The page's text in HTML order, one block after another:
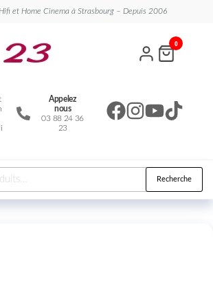
et Home Cinema à Strasbourg – Depuis 2006
Appelez
nous
03 88 24 36
23
0
Recherche